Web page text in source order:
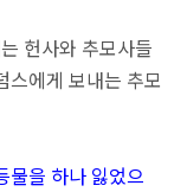
헌사와 추모사들
스에게 보내는 추모
물을 하나 잃었으